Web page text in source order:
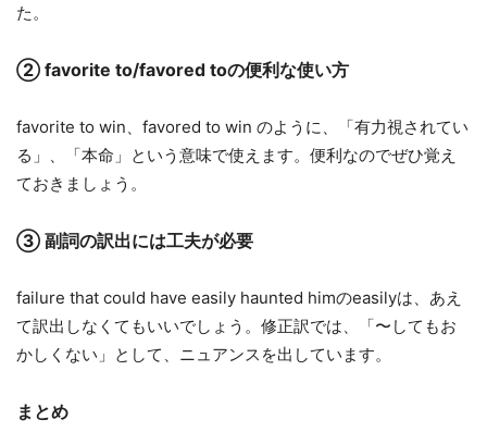
た。
② favorite to/favored toの便利な使い方
favorite to win、favored to win のように、「有力視されてい
る」、「本命」という意味で使えます。便利なのでぜひ覚え
ておきましょう。
③ 副詞の訳出には工夫が必要
failure that could have easily haunted himのeasilyは、あえ
て訳出しなくてもいいでしょう。修正訳では、「〜してもお
かしくない」として、ニュアンスを出しています。
まとめ